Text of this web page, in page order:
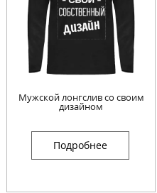
Мужской лонгслив со своим
дизайном
Подробнее